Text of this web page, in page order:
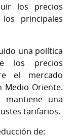
los precios
principales
una política
los precios
el mercado
Oriente.
mantiene una
tarifarios.
de: